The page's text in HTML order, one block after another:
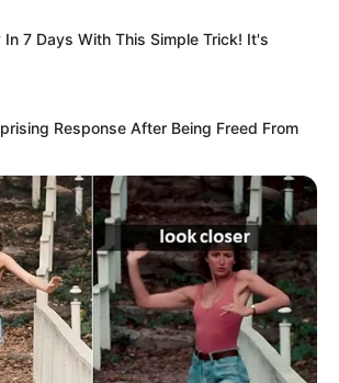
dieses Projektes sind Affiliate-
Wenn etwas darüber gebucht oder
eine Unterstützung, ohne dass sich
ändert.
7 Days With This Simple Trick! It's
Response After Being Freed From